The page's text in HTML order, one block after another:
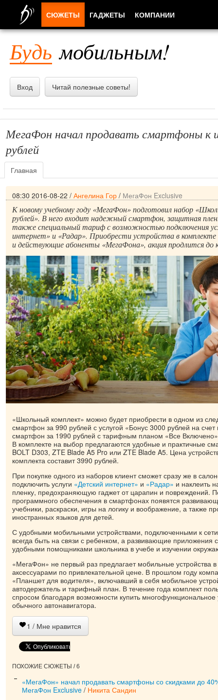
Будь мобильным!
Вход Читай полезные советы!
МегаФон начал продавать смартфоны к
рублей
Главная
08:30 2016-08-22 / Ангелина Гор / МегаФон Exclusive
К новому учебному году «МегаФон» подготовил набор
рублей». В него входит надежный смартфон, защитная
также специальный тариф с возможностью подключения
интернет» и «Радар». Приобрести устройства в
и действующие абоненты «МегаФона», акция продлится до
«Школьный комплект» можно будет приобрести в одном из
смартфон за 990 рублей с услугой «Бонус 3000 рублей на
смартфон за 1990 рублей с тарифным планом «Все
В комплекте на выбор предлагаются удобные и практичные
BOLT D303, ZTE Blade A5 Pro или ZTE Blade A5. Цена
комплекта составит 3990 рублей.
При покупке одного из наборов клиент сможет сразу же в
подключить услуги «Детский интернет» и «Радар» и наклеить
пленку, предохраняющую гаджет от царапин и повреждений.
программного обеспечения в смартфонах появятся
учебники, раскраски, игры на логику и воображение, а также
иностранных языков для детей.
С удобными мобильными устройствами, подключенными к
всегда быть на связи с ребенком, а развивающие приложения
удобными помощниками школьника в учебе и изучении
«МегаФон» не первый раз предлагает мобильные устройства в
аксессуарами по привлекательной цене. В прошлом году
«Планшет для водителя», включавший в себя мобильное
автодержатель и тарифный план. В течение года комплект
спросом благодаря возможности купить многофункциональное
обычного автонавигатора.
1 / Мне нравится
ПОХОЖИЕ СЮЖЕТЫ / 6
«МегаФон» начал продавать смартфоны со скидками до
МегаФон Exclusive / Никита Сандин
СЮЖЕТЫ ГАДЖЕТЫ КОМПАНИИ
ПРИЛОЖЕНИЯ